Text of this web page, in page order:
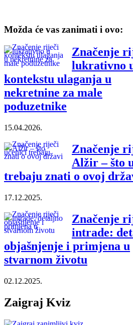
Možda će vas zanimati i ovo:
Značenje
lukrativno
kontekstu ulaganja u
nekretnine za male
poduzetnike
15.04.2026.
Značenje
Alžir – što
trebaju znati o ovoj
17.12.2025.
Značenje
intrade:
objašnjenje i primjena u
stvarnom životu
02.12.2025.
Zaigraj Kviz